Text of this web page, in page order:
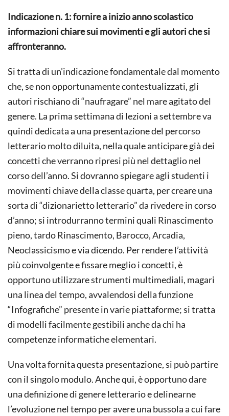
Indicazione n. 1: fornire a inizio anno scolastico
informazioni chiare sui movimenti e gli autori che si
affronteranno.
Si tratta di un’indicazione fondamentale dal momento
che, se non opportunamente contestualizzati, gli
autori rischiano di “naufragare” nel mare agitato del
genere. La prima settimana di lezioni a settembre va
quindi dedicata a una presentazione del percorso
letterario molto diluita, nella quale anticipare già dei
concetti che verranno ripresi più nel dettaglio nel
corso dell’anno. Si dovranno spiegare agli studenti i
movimenti chiave della classe quarta, per creare una
sorta di “dizionarietto letterario” da rivedere in corso
d’anno; si introdurranno termini quali Rinascimento
pieno, tardo Rinascimento, Barocco, Arcadia,
Neoclassicismo e via dicendo. Per rendere l’attività
più coinvolgente e fissare meglio i concetti, è
opportuno utilizzare strumenti multimediali, magari
una linea del tempo, avvalendosi della funzione
“Infografiche” presente in varie piattaforme; si tratta
di modelli facilmente gestibili anche da chi ha
competenze informatiche elementari.
Una volta fornita questa presentazione, si può partire
con il singolo modulo. Anche qui, è opportuno dare
una definizione di genere letterario e delinearne
l’evoluzione nel tempo per avere una bussola a cui fare